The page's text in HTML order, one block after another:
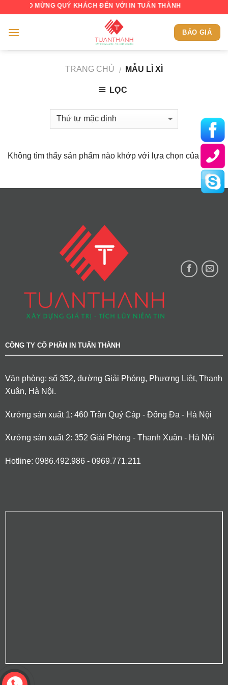
content
CHÀO MỪNG QUÝ KHÁCH ĐẾN VỚI IN TUẤN THÀNH
BÁO GIÁ
TRANG CHỦ / MẪU LÌ XÌ
LỌC
Không tìm thấy sản phẩm nào khớp với lựa chọn của bạn.
CÔNG TY CỔ PHẦN IN TUẤN THÀNH
Văn phòng: số 352, đường Giải Phóng, Phương Liệt, Thanh
Xuân, Hà Nội.
Xưởng sản xuất 1: 460 Trần Quý Cáp - Đống Đa - Hà Nội
Xưởng sản xuất 2: 352 Giải Phóng - Thanh Xuân - Hà Nội
Hotline: 0986.492.986 - 0969.771.211